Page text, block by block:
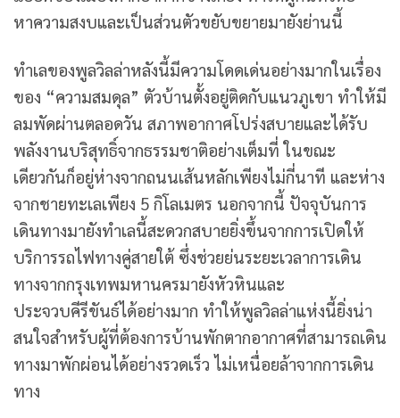
หาความสงบและเป็นส่วนตัวขยับขยายมายังย่านนี้
ทำเลของพูลวิลล่าหลังนี้มีความโดดเด่นอย่างมากในเรื่อง
ของ “ความสมดุล” ตัวบ้านตั้งอยู่ติดกับแนวภูเขา ทำให้มี
ลมพัดผ่านตลอดวัน สภาพอากาศโปร่งสบายและได้รับ
พลังงานบริสุทธิ์จากธรรมชาติอย่างเต็มที่ ในขณะ
เดียวกันก็อยู่ห่างจากถนนเส้นหลักเพียงไม่กี่นาที และห่าง
จากชายทะเลเพียง 5 กิโลเมตร นอกจากนี้ ปัจจุบันการ
เดินทางมายังทำเลนี้สะดวกสบายยิ่งขึ้นจากการเปิดให้
บริการรถไฟทางคู่สายใต้ ซึ่งช่วยย่นระยะเวลาการเดิน
ทางจากกรุงเทพมหานครมายังหัวหินและ
ประจวบคีรีขันธ์ได้อย่างมาก ทำให้พูลวิลล่าแห่งนี้ยิ่งน่า
สนใจสำหรับผู้ที่ต้องการบ้านพักตากอากาศที่สามารถเดิน
ทางมาพักผ่อนได้อย่างรวดเร็ว ไม่เหนื่อยล้าจากการเดิน
ทาง